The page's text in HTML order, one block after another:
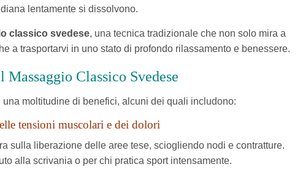
lentamente si dissolvono.
classico svedese, una tecnica tradizionale che non solo mira a
a trasportarvi in uno stato di profondo rilassamento e benessere.
Classico Svedese
una moltitudine di benefici, alcuni dei quali includono:
tensioni muscolari e dei dolori
sulla liberazione delle aree tese, sciogliendo nodi e contratture.
alla scrivania o per chi pratica sport intensamente.